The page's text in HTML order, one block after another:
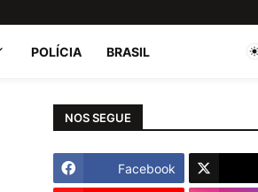
POLÍCIA BRASIL
NOS SEGUE
Facebook